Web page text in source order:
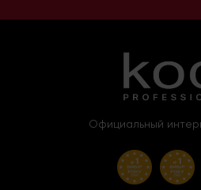
Официальный